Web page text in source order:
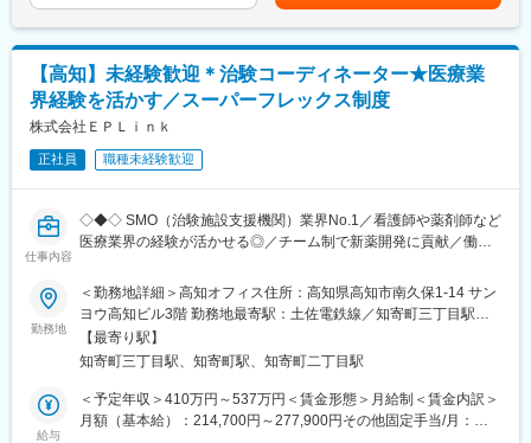
■入社後の教育体制
現場社員のOJTを予定しております。
■組織構成
40代の方も多くご活躍いただけております！
育産休なども取りやすい環境で20~50代と様々な年齢層の方が勤
務しております！また中途採用の方が多いため安心してご入社い
ただけます！
当社は、地域に根差した薬局を20年以上にわたり運営しており、
現在グループ2社で県下に9店舗の調剤薬局があります。皆がいき
いきと働ける、風通しの良い家庭的な職場環境を心掛けていま
す。
変更の範囲：会社の定める業務
【高知】未経験歓迎＊治験コーディネーター★医療業
界経験を活かす／スーパーフレックス制度
株式会社ＥＰＬｉｎｋ
正社員 職種未経験歓迎
仕事内容
◇◆◇ SMO（治験施設支援機関）業界No.1／看護師や薬剤師など
医療業界の経験が活かせる◎／チーム制で新薬開発に貢献／働き
【CRC=治験コーディネーターとは？】
病院・クリニックを訪問して、患者様や医師や院内スタッフ、さ
らに製薬企業との連絡・調整役を担います。また、治験を受けて
いただく患者様の相談相手となり、じっくり向き合う仕事です。
【CRCのやりがい】
勤務地
＜勤務地詳細＞高知オフィス住所：高知県高知市南久保1-14 サン
ヨウ高知ビル3階 勤務地最寄駅：土佐電鉄線／知寄町三丁目駅受
動喫煙対策：屋内全面禁煙変更の範囲：会社の定める事業所
【最寄り駅】
知寄町三丁目駅、知寄町駅、知寄町二丁目駅
給与
＜予定年収＞410万円～537万円＜賃金形態＞月給制＜賃金内訳＞
月額（基本給）：214,700円～277,900円その他固定手当/月：